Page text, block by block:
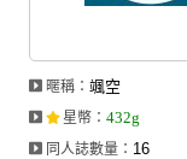
宣傳&交流
工作委託
暱稱：颯空
星幣 ：432g
同人誌數量： 16